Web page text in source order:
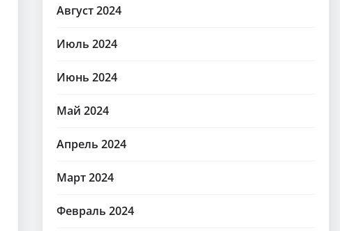
Август 2024
Июль 2024
Июнь 2024
Май 2024
Апрель 2024
Март 2024
Февраль 2024